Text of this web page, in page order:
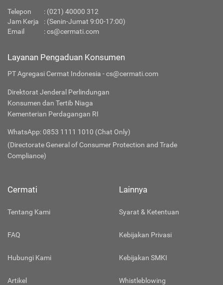
Telepon : (021) 40000 312
Jam Kerja
: (Senin-Jumat 9:00-17:00)
Email
:cs@cermati.com
Layanan Pengaduan Konsumen
PT Agregasi Cermat Indonesia - cs@cermati.com
Direktorat Jenderal Perlindungan
Konsumen dan Tertib Niaga
Kementerian Perdagangan RI
WhatsApp: 0853 1111 1010 (Chat Only)
(Directorate General of Consumer Protection and Trade
Compliance)
Cermati
Tentang Kami
FAQ
Hubungi Kami
Artikel
Lainnya
Syarat & Ketentuan
Kebijakan Privasi
Kebijakan SMKI
Whistleblowing